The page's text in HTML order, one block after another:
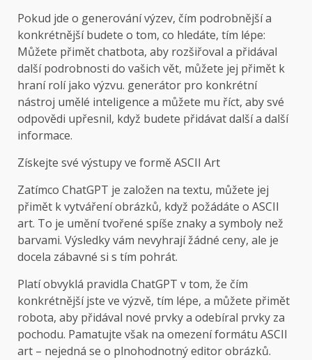
Pokud jde o generování výzev, čím podrobnější a
konkrétnější budete o tom, co hledáte, tím lépe:
Můžete přimět chatbota, aby rozšiřoval a přidával
další podrobnosti do vašich vět, můžete jej přimět k
hraní rolí jako výzvu. generátor pro konkrétní
nástroj umělé inteligence a můžete mu říct, aby své
odpovědi upřesnil, když budete přidávat další a další
informace.
Získejte své výstupy ve formě ASCII Art
Zatímco ChatGPT je založen na textu, můžete jej
přimět k vytváření obrázků, když požádáte o ASCII
art. To je umění tvořené spíše znaky a symboly než
barvami. Výsledky vám nevyhrají žádné ceny, ale je
docela zábavné si s tím pohrát.
Platí obvyklá pravidla ChatGPT v tom, že čím
konkrétnější jste ve výzvě, tím lépe, a můžete přimět
robota, aby přidával nové prvky a odebíral prvky za
pochodu. Pamatujte však na omezení formátu ASCII
art – nejedná se o plnohodnotný editor obrázků.